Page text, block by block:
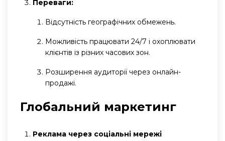
Переваги:
Відсутність географічних обмежень.
Можливість працювати 24/7 і охоплювати
клієнтів із різних часових зон.
Розширення аудиторії через онлайн-
продажі.
Глобальний маркетинг
Реклама через соціальні мережі